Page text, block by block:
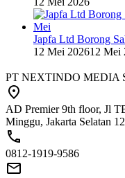
Japfa Ltd Borong
12 Mei 202612 Mei
PT NEXTINDO MEDIA
AD Premier 9th floor, Jl
Minggu, Jakarta Selatan
0812-1919-9586